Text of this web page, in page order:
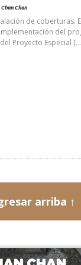
Chan
de coberturas.
del
Proyecto Especial
arriba ↑